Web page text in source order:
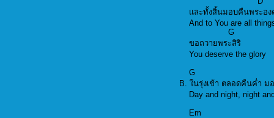
และทั้งสิ้นมอบคืนพร
And to You are all
G
ขอถวายพระสิริ
You deserve the
G
B. ในรุ่งเช้า ตลอดคืน
Day and night,
Em